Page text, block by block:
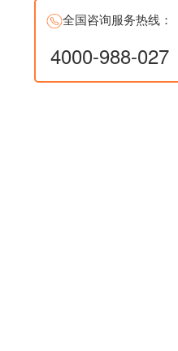
全国咨询服务热线：
4000-988-027